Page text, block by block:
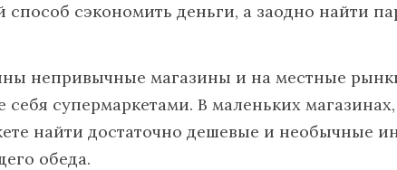
сэкономить деньги, а заодно найти
непривычные магазины и на местные
себя супермаркетами. В маленьких
найти достаточно дешевые и необычные
обеда.